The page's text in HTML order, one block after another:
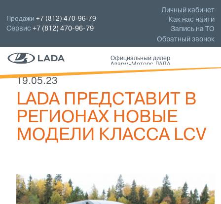
Личный кабинет
Как нас найти
Запись на ТО
Обратный звонок
Продажи+7 (812) 470-96-79
Сервис+7 (812) 470-96-79
Официальный дилер
Аларм-Моторс ЛАДА
19.05.23
LADA ПРЕДСТАВИТ В
РЕГИОНАХ НОВЫЕ
МОДЕЛИ КЛАССА LCV